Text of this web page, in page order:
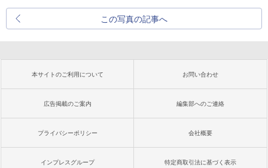
この写真の記事へ
本サイトのご利用について お問い合わせ
広告掲載のご案内 編集部へのご連絡
プライバシーポリシー 会社概要
インプレスグループ 特定商取引法に基づく表示